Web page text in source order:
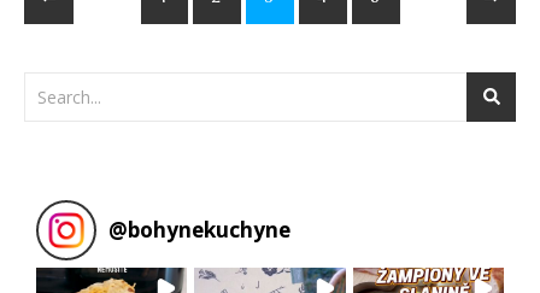
@bohynekuchyne